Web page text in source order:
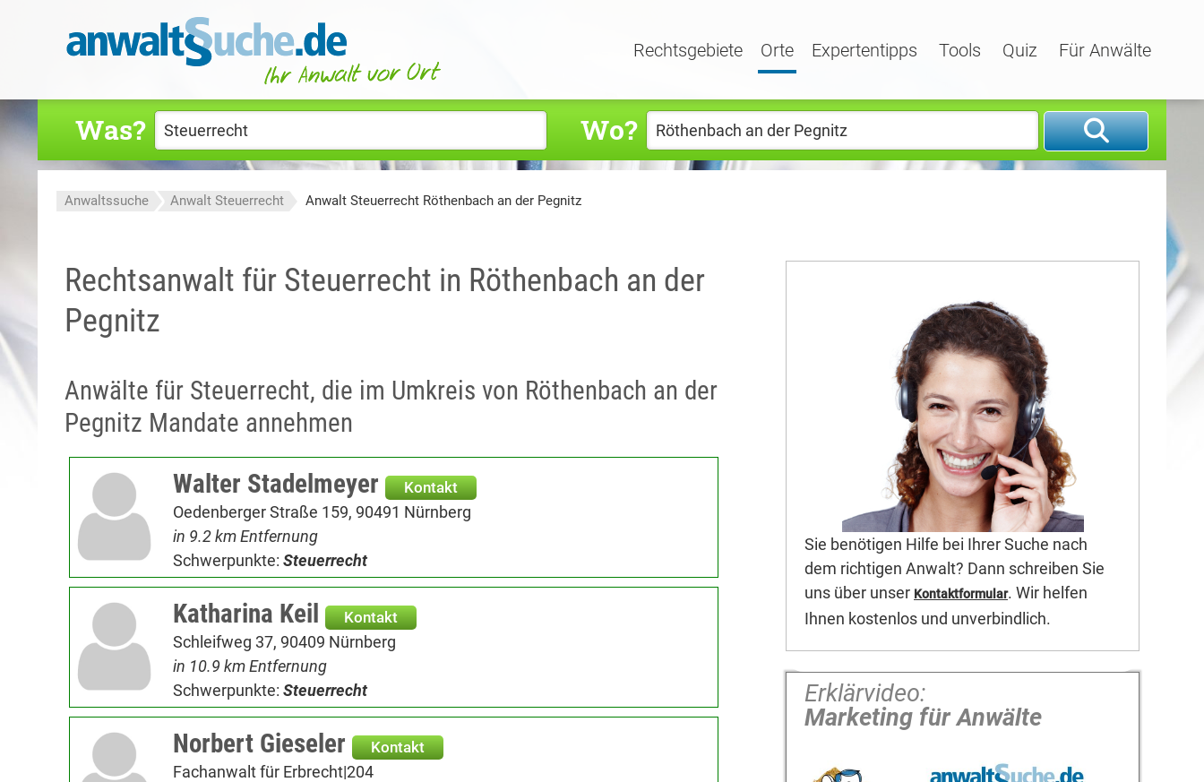
Rechtsgebiete Orte Expertentipps Tools Quiz Für Anwälte
Was? Wo?
Anwaltssuche Anwalt Steuerrecht Anwalt Steuerrecht Röthenbach an der Pegnitz
Rechtsanwalt für Steuerrecht in Röthenbach an der
Pegnitz
Anwälte für Steuerrecht, die im Umkreis von Röthenbach an der
Pegnitz Mandate annehmen
Walter Stadelmeyer
Kontakt
Oedenberger Straße 159, 90491 Nürnberg
in 9.2 km Entfernung
Schwerpunkte: Steuerrecht
Katharina Keil Kontakt
Schleifweg 37, 90409 Nürnberg
in 10.9 km Entfernung
Schwerpunkte: Steuerrecht
Norbert Gieseler Kontakt
Fachanwalt für Erbrecht|204
Sie benötigen Hilfe bei Ihrer Suche nach
dem richtigen Anwalt? Dann schreiben Sie
uns über unser Kontaktformular. Wir helfen
Ihnen kostenlos und unverbindlich.
Erklärvideo:
Marketing für Anwälte